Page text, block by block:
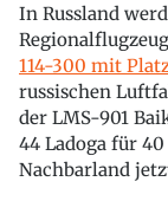
In Russland
114-300 mit
russischen
der LMS-901
44 Ladoga für
Nachbarland